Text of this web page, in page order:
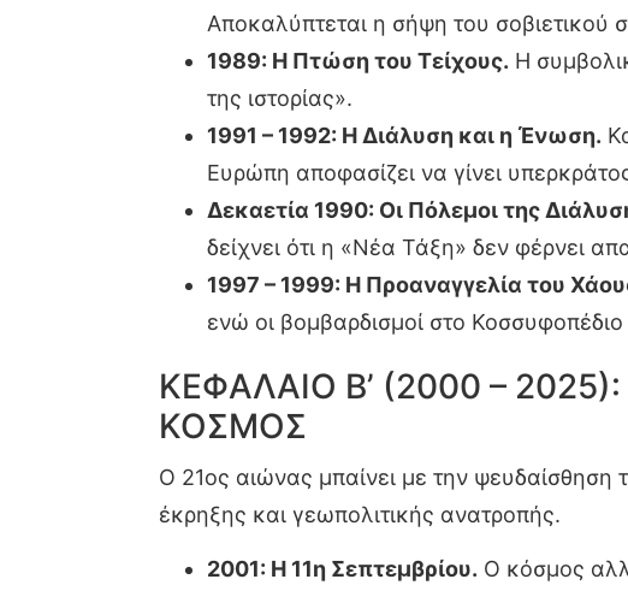
Αποκαλύπτεται η σήψη του σοβιετικού
1989: Η Πτώση του Τείχους. Η
της ιστορίας».
1991 – 1992: Η Διάλυση και η Ένωση.
Ευρώπη αποφασίζει να γίνει
Δεκαετία 1990: Οι Πόλεμοι της
δείχνει ότι η «Νέα Τάξη» δεν φέρνει
1997 – 1999: Η Προαναγγελία του
ενώ οι βομβαρδισμοί στο
ΚΕΦΑΛΑΙΟ Β’ (2000 –
ΚΟΣΜΟΣ
Ο 21ος αιώνας μπαίνει με την ψευδαίσθηση
έκρηξης και γεωπολιτικής ανατροπής.
2001: Η 11η Σεπτεμβρίου. Ο κόσμος